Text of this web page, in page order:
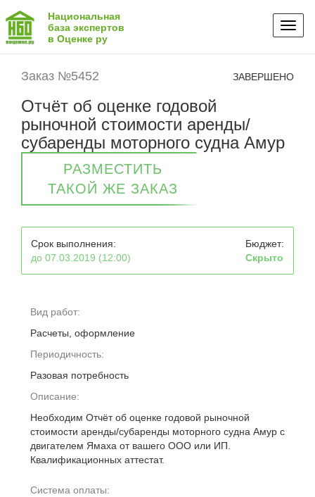
Национальная
база экспертов
в Оценке ру
Заказ №5452 ЗАВЕРШЕНО
Отчёт об оценке годовой
рыночной стоимости аренды/
субаренды моторного судна Амур
РАЗМЕСТИТЬ
ТАКОЙ ЖЕ ЗАКАЗ
Срок выполнения:
до 07.03.2019 (12:00)
Бюджет:
Скрыто
Вид работ:
Расчеты, оформление
Периодичность:
Разовая потребность
Описание:
Необходим Отчёт об оценке годовой рыночной
стоимости аренды/субаренды моторного судна Амур с
двигателем Ямаха от вашего ООО или ИП.
Квалификационных аттестат.
Система оплаты: